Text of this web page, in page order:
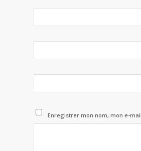
Enregistrer mon nom, mon e-